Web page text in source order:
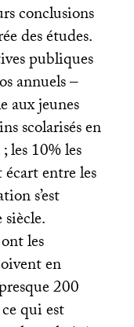
conclusions
des études.
publiques
annuels –
aux jeunes
scolarisés en
; les 10% les
entre les
s’est
les
en
200
qui est